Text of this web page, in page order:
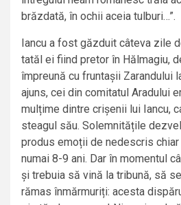
brăzdată, în ochii aceia tulburi…”.
Iancu a fost găzduit câteva zile
tatăl ei fiind pretor în Hălmagiu,
împreună cu fruntașii Zarandului
ajuns, cei din comitatul Aradului
mulțime dintre crișenii lui Iancu,
steagul său. Solemnitățile
produs emoții de nedescris
numai 8-9 ani. Dar în momentul
și trebuia să vină la tribună, să
rămas înmărmuriți: acesta